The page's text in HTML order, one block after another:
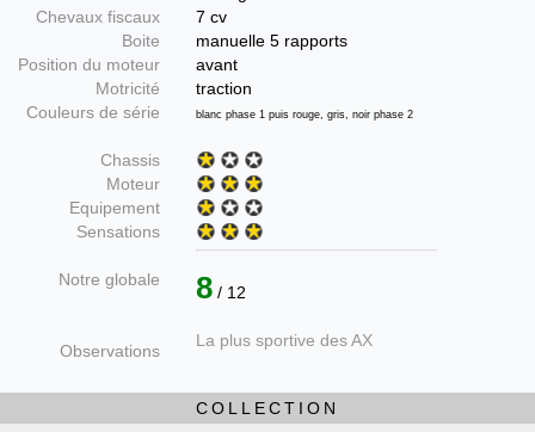
Chevaux fiscaux
Boite
Position du moteur
Motricité
Couleurs de série
Chassis
Moteur
Equipement
Sensations
Notre globale
Observations
7 cv
manuelle 5 rapports
avant
traction
blanc phase 1 puis rouge, gris, noir phase 2
8 / 12
La plus sportive des AX
COLLECTION